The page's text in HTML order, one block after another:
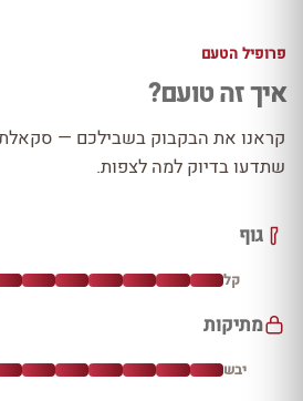
פרופיל הטעם
איך זה טועם?
קראנו את הבקבוק בשבילכם —
שתדעו בדיוק למה לצפות.
גוף
קל
מתיקות
יבש